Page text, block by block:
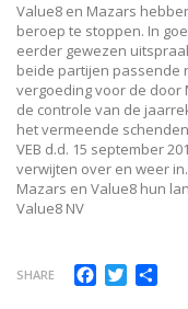
Value8 en Mazars
beroep te stoppen. In
eerder gewezen
beide partijen passende
vergoeding voor de door
de controle van de
het vermeende
VEB d.d. 15 september
verwijten over en weer
Mazars en Value8 hun
Value8 NV
SHARE Facebook
Twitter